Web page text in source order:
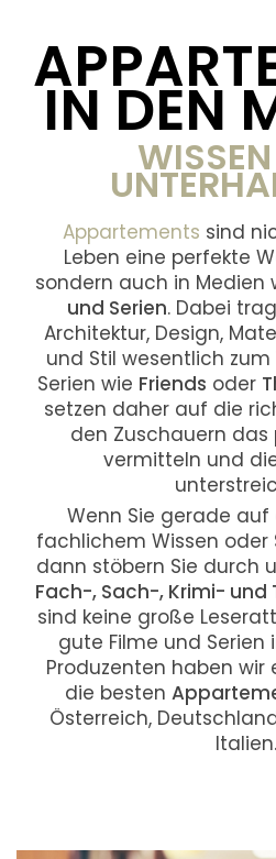
IN DEN
Appartements sind
Leben eine perfekte
sondern auch in Medien
und Serien. Dabei
Architektur, Design,
und Stil wesentlich
Serien wie Friends oder
setzen daher auf die
den Zuschauern das
vermitteln und
Wenn Sie gerade
fachlichem Wissen oder
dann stöbern Sie durch
Fach-, Sach-, Krimi- und
sind keine große
gute Filme und
Produzenten haben wir
die besten
Österreich,
Italien.